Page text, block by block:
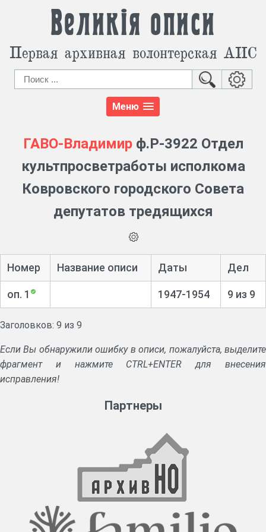
Великія описи
Первая архивная волонтерская АИС
Меню
ГАВО-Владимирф.Р-3922 Отдел
культпросветработы исполкома
Ковровского городского Совета
депутатов тредящихся
Номер Название описи Даты Дел
оп. 1 1947-1954 9 из 9
Заголовков: 9 из 9
Если Вы обнаружили ошибку в описи, пожалуйста, выделите
фрагмент и нажмите CTRL+ENTER для внесения
исправления!
Партнеры